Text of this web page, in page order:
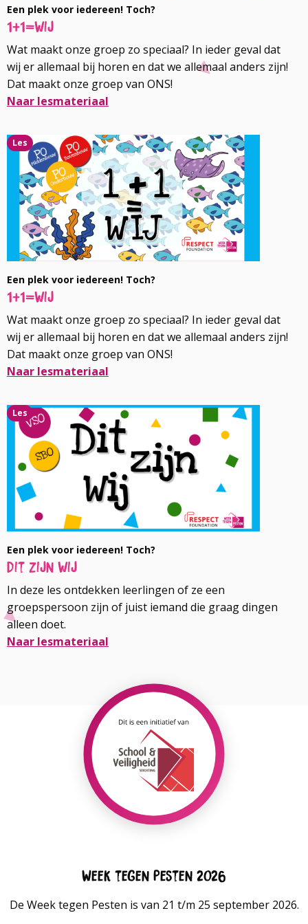
Een plek voor iedereen! Toch?
1+1=wij
Wat maakt onze groep zo speciaal? In ieder geval dat
wij er allemaal bij horen en dat we allemaal anders zijn!
Dat maakt onze groep van ONS!
Naar lesmateriaal
meer
over
Les
Een plek voor iedereen! Toch?
1+1=wij
Wat maakt onze groep zo speciaal? In ieder geval dat
wij er allemaal bij horen en dat we allemaal anders zijn!
Dat maakt onze groep van ONS!
Naar lesmateriaal
meer
over
Les
Een plek voor iedereen! Toch?
Dit zijn wij
In deze les ontdekken leerlingen of ze een
groepspersoon zijn of juist iemand die graag dingen
alleen doet.
Naar lesmateriaal
Week tegen Pesten 2026
De Week tegen Pesten is van 21 t/m 25 september 2026.